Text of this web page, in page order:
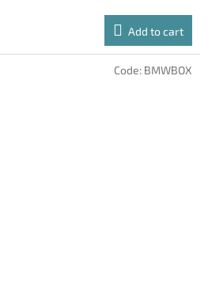
Add to cart
Code: BMWBOX